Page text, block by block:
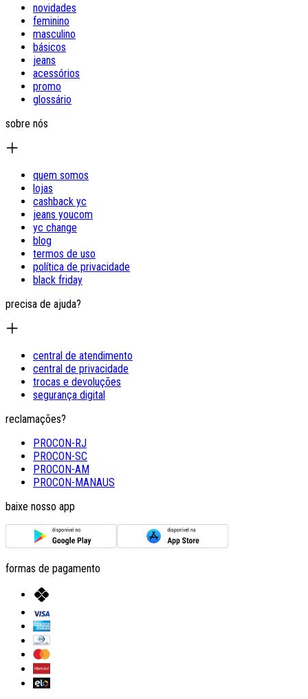
novidades
feminino
masculino
básicos
jeans
acessórios
promo
glossário
sobre nós
quem somos
lojas
cashback yc
jeans youcom
yc change
blog
termos de uso
política de privacidade
black friday
precisa de ajuda?
central de atendimento
central de privacidade
trocas e devoluções
segurança digital
reclamações?
PROCON-RJ
PROCON-SC
PROCON-AM
PROCON-MANAUS
baixe nosso app
formas de pagamento